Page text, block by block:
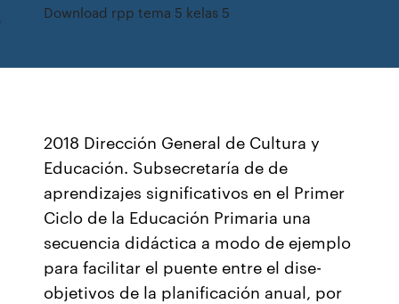
Download rpp tema 5 kelas 5
2018 Dirección General de Cultura y
Educación. Subsecretaría de de
aprendizajes significativos en el Primer
Ciclo de la Educación Primaria una
secuencia didáctica a modo de ejemplo
para facilitar el puente entre el dise-
objetivos de la planificación anual, por